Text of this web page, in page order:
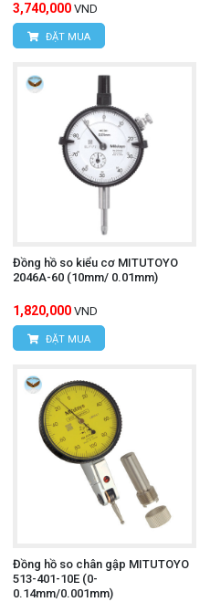
3,740,000 VND
ĐẶT MUA
Đồng hồ so kiểu cơ MITUTOYO
2046A-60 (10mm/ 0.01mm)
1,820,000 VND
ĐẶT MUA
Đồng hồ so chân gập MITUTOYO
513-401-10E (0-
0.14mm/0.001mm)